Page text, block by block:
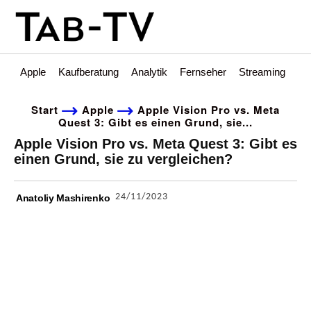
Apple Kaufberatung Analytik Fernseher Streaming
Start Apple
Apple Vision Pro vs. Meta
Quest 3: Gibt es einen Grund, sie...
Apple Vision Pro vs. Meta Quest 3: Gibt es
einen Grund, sie zu vergleichen?
Anatoliy Mashirenko 24/11/2023